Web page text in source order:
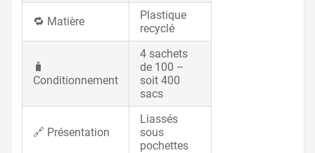
🔁 Matière
Plastique
recyclé
🧳
Conditionnement
4 sachets
de 100 –
soit 400
sacs
🔗 Présentation
Liassés
sous
pochettes